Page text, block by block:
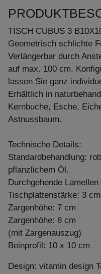
TISCH CUBUS 3
Geometrisch schlichte
Verlängerbar durch
auf max. 100 cm.
lassen Sie ganz
Erhältlich in
Kernbuche, Esche,
Astnussbaum.
Technische Details:
Standardbehandlung:
pflanzlichem Öl.
Durchgehende
Tischplattenstärke: 3 cm
Zargenhöhe: 7 cm
Zargenhöhe: 8 cm
(mit Zargenauszug)
Beinprofil: 10 x 10 cm
Design: vitamin design